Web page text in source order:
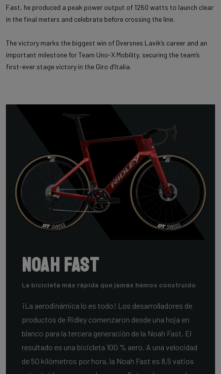
Fast, he produced a peak power output of 1260 watts to launch clear
in the final meters and celebrate before crossing the line.
The victory marks the biggest win of Dversnes Lavik’s career and an
important milestone for Team Uno-X Mobility, securing the team’s
first-ever stage victory in the Giro d’Italia.
Noah Fast
La bicicleta más rápida que jamás hemos construido
¡La aerodinámica lo es todo! Los desarrolladores de
productos de Ridley comenzaron desde una hoja en
blanco para la tercera generación de la Noah Fast. El
resultado es una bicicleta 100 % aero. A una velocidad
de 50 kilómetros por hora, la Noah Fast es 8,5 vatios